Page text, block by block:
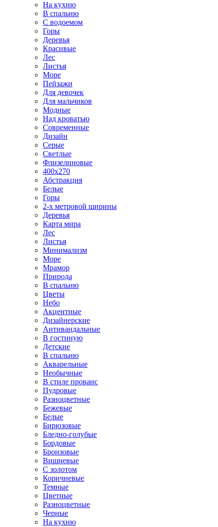
На кухню
В спальню
С водоемом
Горы
Деревья
Красивые
Лес
Листья
Море
Пейзажи
Для девочек
Для мальчиков
Модные
Над кроватью
Современные
Дизайн
Серые
Светлые
Флизелиновые
400х270
Абстракция
Белые
Горы
2-х метровой ширины
Деревья
Карта мира
Лес
Листья
Минимализм
Море
Мрамор
Природа
В спальню
Цветы
Небо
Акцентные
Дизайнерские
Антивандальные
В гостиную
Детские
В спальню
Акварельные
Необычные
В стиле прованс
Пудровые
Разноцветные
Бежевые
Белые
Бирюзовые
Бледно-голубые
Бордовые
Бронзовые
Вишневые
С золотом
Коричневые
Темные
Цветные
Разноцветные
Черные
На кухню